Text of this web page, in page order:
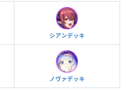
シアンデッキ
ノヴァデッキ